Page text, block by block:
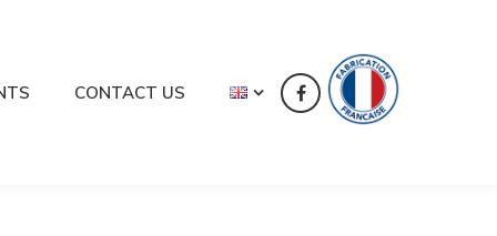
CONTACT US